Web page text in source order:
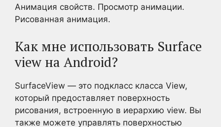
Анимация свойств. Просмотр анимации.
Рисованная анимация.
Как мне использовать Surface
view на Android?
SurfaceView — это подкласс класса View,
который предоставляет поверхность
рисования, встроенную в иерархию view. Вы
также можете управлять поверхностью